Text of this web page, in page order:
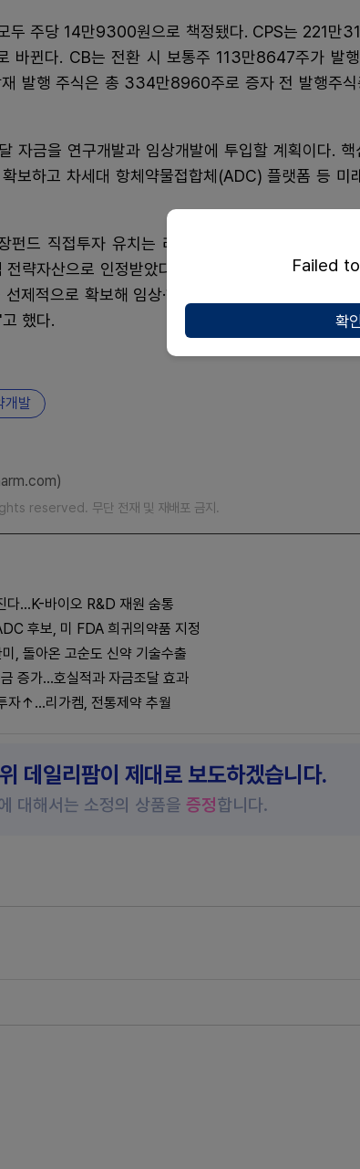
두 주당 14만9300원으로 책정됐다. CPS는 221만
바뀐다. CB는 전환 시 보통주 113만8647주가 발
발행 주식은 총 334만8960주로 증자 전 발행주식
자금을 연구개발과 임상개발에 투입할 계획이다. 핵
보하고 차세대 항체약물접합체(ADC) 플랫폼 등 미
펀드 직접투자 유치는 리가켐바이오의 ADC 원천기
략자산으로 인정받았다는 의미가 있다"며 "충분한
제적으로 확보해 임상·허가·상업화 전 과정에 흔들
했다.
개발
reserved. 무단 전재 및 재배포 금지.
다…K-바이오 R&D 재원 숨통
후보, 미 FDA 희귀의약품 지정
, 돌아온 고순도 신약 기술수출
증가…호실적과 자금조달 효과
자↑…리가켐, 전통제약 추월
데일리팜이 제대로 보도하겠습니다.
대해서는 소정의 상품을 증정합니다.
Failed
확